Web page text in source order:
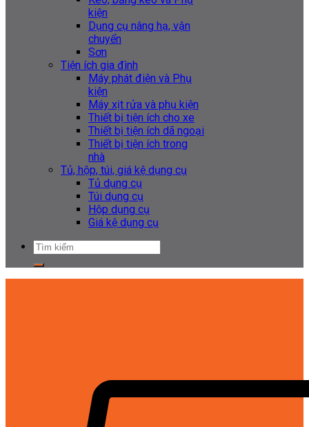
kiện
Dụng cụ nâng hạ, vận
chuyển
Sơn
Tiện ích gia đình
Máy phát điện và Phụ
kiện
Máy xịt rửa và phụ kiện
Thiết bị tiện ích cho xe
Thiết bị tiện ích dã ngoại
Thiết bị tiện ích trong
nhà
Tủ, hộp, túi, giá kệ dụng cụ
Tủ dụng cụ
Túi dụng cụ
Hộp dụng cụ
Giá kệ dụng cụ
Tìm